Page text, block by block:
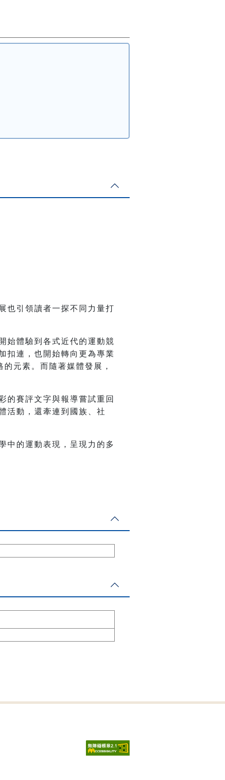
也引領讀者一探不同力量打
始體驗到各式近代的運動競
扣連，也開始轉向更為專業
元素。而隨著媒體發展，
的賽評文字與報導嘗試重回
活動，還牽連到國族、社
中的運動表現，呈現力的多